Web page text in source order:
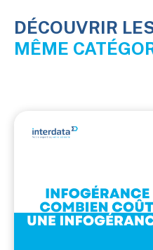
DÉCOUVRIR
MÊME